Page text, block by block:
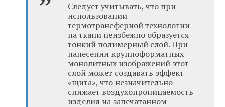
Следует учитывать, что при
использовании
термотрансферной технологии
на ткани неизбежно образуется
тонкий полимерный слой. При
нанесении крупноформатных
монолитных изображений этот
слой может создавать эффект
«щита», что незначительно
снижает воздухопроницаемость
изделия на запечатанном